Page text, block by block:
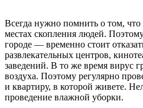
Всегда нужно помнить о том,
местах скопления людей.
городе — временно стоит
развлекательных центров,
заведений. В то же время вирус
воздуха. Поэтому регулярно
и квартиру, в которой живете.
проведение влажной уборки.